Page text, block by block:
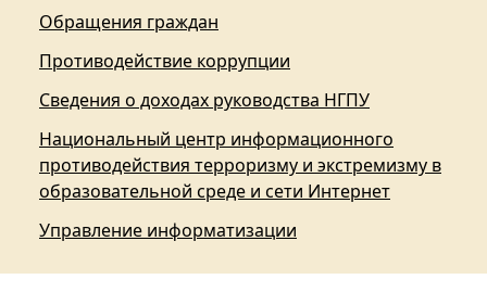
Обращения граждан
Противодействие коррупции
Сведения о доходах руководства НГПУ
Национальный центр информационного
противодействия терроризму и экстремизму в
образовательной среде и сети Интернет
Управление информатизации